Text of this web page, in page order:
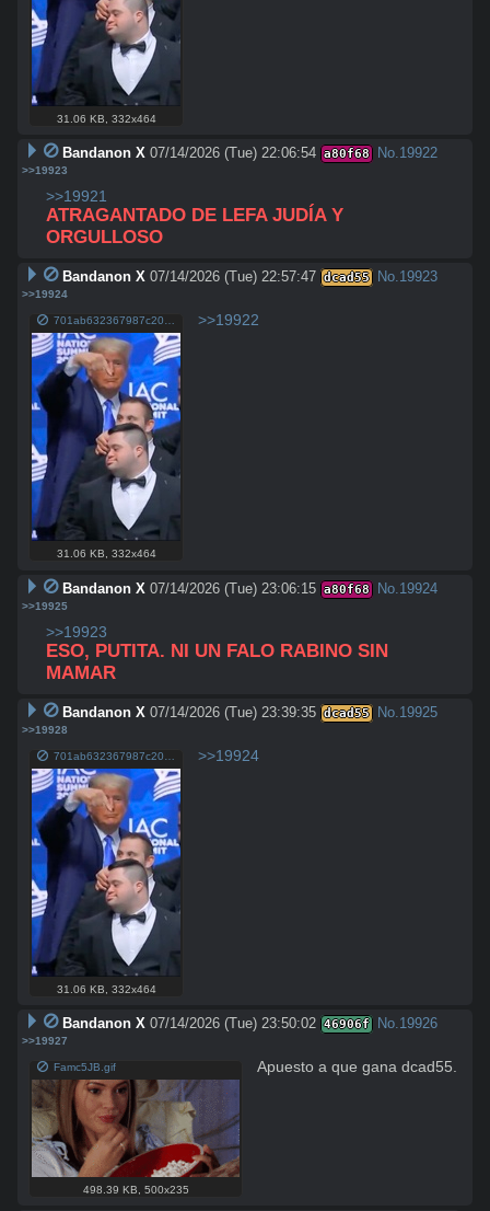
31.06 KB 332x464
Bandanon X 07/14/2026 (Tue) 22:06:54 a80f68 No.19922
>>19923
>>19921
ATRAGANTADO DE LEFA JUDÍA Y
ORGULLOSO
Bandanon X 07/14/2026 (Tue) 22:57:47 dcad55 No.19923
>>19924
701ab632367987c20e02d24e8f9898d9db7ac31652348911ffd9d288c6e4b780.jpg
31.06 KB, 332x464
>>19922
Bandanon X 07/14/2026 (Tue) 23:06:15 a80f68 No. 19924
>>19925
>>19923
ESO, PUTITA. NI UN FALO RABINO SIN
MAMAR
Bandanon X 07/14/2026 (Tue) 23:39:35 dcad55 No. 19925
>>19928
31.06 KB 332x464
>>19924
Bandanon X 07/14/2026 (Tue) 23:50:02 46906f No.19926
>>19927
Famc5JB.gif
498.39 KB 500x235
Apuesto a que gana dcad55.